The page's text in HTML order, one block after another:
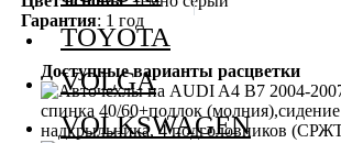
Гарантия: 1 год
Доступные варианты расцветки
TOYOTA
VOLGA
VOLKSWAGEN